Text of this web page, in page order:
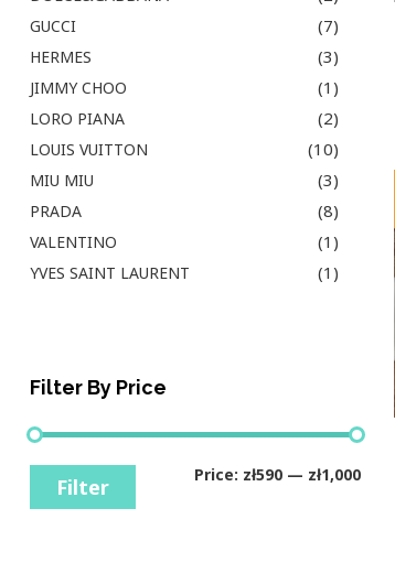
GUCCI (7)
HERMES (3)
JIMMY CHOO (1)
LORO PIANA (2)
LOUIS VUITTON (10)
MIU MIU (3)
PRADA (8)
VALENTINO (1)
YVES SAINT LAURENT (1)
Filter By Price
Filter Price: zł590 — zł1,000